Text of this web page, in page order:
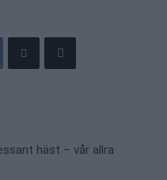
häst – vår allra